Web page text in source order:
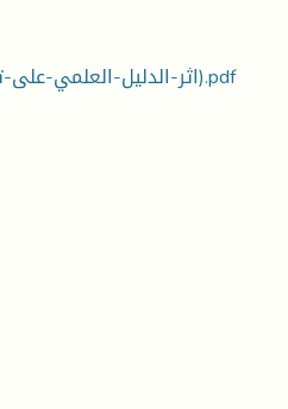
اثر-الدليل-العلمي-على-تأثير-الاقتناع-الذاتي-للقاضي).pdf